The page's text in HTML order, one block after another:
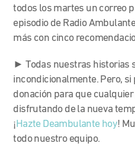
todos los martes un correo
episodio de Radio
más con cinco
► Todas nuestras historias
incondicionalmente. Pero,
donación para que
disfrutando de la nueva
¡Hazte Deambulante hoy!
todo nuestro equipo.